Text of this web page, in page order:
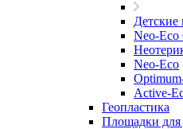
Детские
Neo-Eco
Neo-Eco
Active-
Геопластика
Площадки для